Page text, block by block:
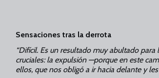
Sensaciones tras la derrota
“Difícil. Es un resultado muy abultado
cruciales: la expulsión —porque en este
ellos, que nos obligó a ir hacia delante y